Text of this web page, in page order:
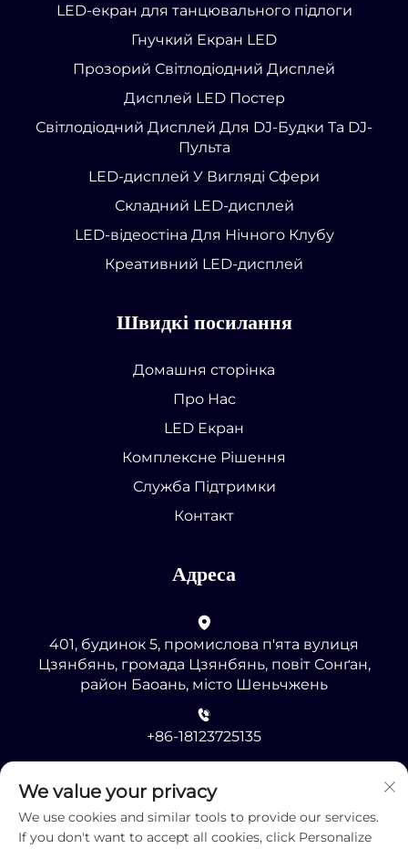
LED-екран для танцювального підлоги
Гнучкий Екран LED
Прозорий Світлодіодний Дисплей
Дисплей LED Постер
Світлодіодний Дисплей Для DJ-Будки Та DJ-
Пульта
LED-дисплей У Вигляді Сфери
Складний LED-дисплей
LED-відеостіна Для Нічного Клубу
Креативний LED-дисплей
Швидкі посилання
Домашня сторінка
Про Нас
LED Екран
Комплексне Рішення
Служба Підтримки
Контакт
Адреса
401, будинок 5, промислова п'ята вулиця
Цзянбянь, громада Цзянбянь, повіт Сонґан,
район Баоань, місто Шеньчжень
+86-18123725135
[email protected]
We value your privacy
We use cookies and similar tools to provide our services.
If you don't want to accept all cookies, click Personalize